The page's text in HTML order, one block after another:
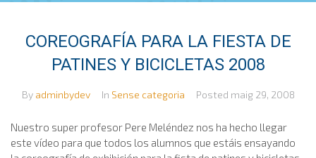
COREOGRAFÍA PARA LA FIESTA DE
PATINES Y BICICLETAS 2008
By adminbydev In Sense categoria Posted maig 29, 2008
Nuestro super profesor Pere Meléndez nos ha hecho llegar
este vídeo para que todos los alumnos que estáis ensayando